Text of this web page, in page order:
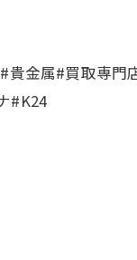
金属#買取専門
#K24